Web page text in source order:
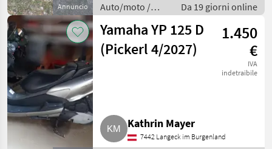
Annuncio
Auto/moto /
Motociclette
Da 19 giorni online
Yamaha YP 125 D
(Pickerl 4/2027)
1.450
€
IVA
indetraibile
Kathrin Mayer
7442 Langeck im Burgenland